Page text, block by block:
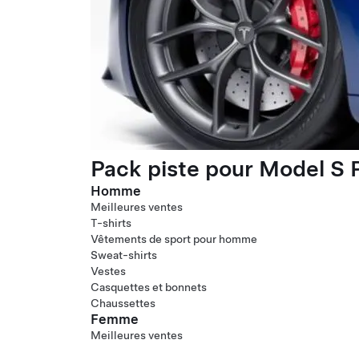
Pack piste pour Model S
Homme
Meilleures ventes
T-shirts
Vêtements de sport pour homme
Sweat-shirts
Vestes
Casquettes et bonnets
Chaussettes
Femme
Meilleures ventes